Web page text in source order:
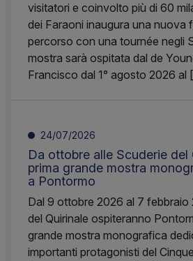
visitatori e coinvolto più di 60
dei Faraoni inaugura una nuova
percorso con una tournée negli
mostra sarà ospitata dal de
Francisco dal 1° agosto 2026 al
24/07/2026
Da ottobre alle Scuderie del
prima grande mostra
a Pontormo
Dal 9 ottobre 2026 al 7 febbraio
del Quirinale ospiteranno
grande mostra monografica
importanti protagonisti del